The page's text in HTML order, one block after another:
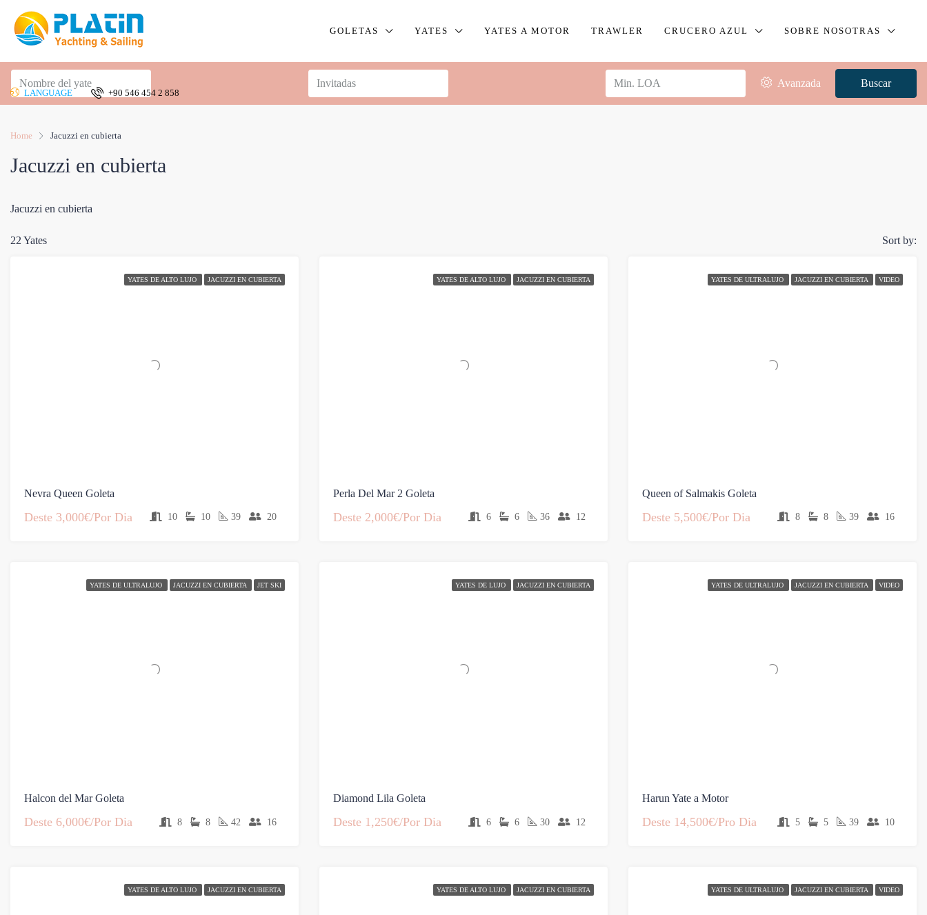
GOLETAS YATES YATES A MOTOR TRAWLER CRUCERO AZUL SOBRE NOSOTRAS
LANGUAGE +90 546 454 2 858
Avanzada Buscar
Home Jacuzzi en cubierta
Jacuzzi en cubierta
Jacuzzi en cubierta
22 Yates Sort by:
YATES DE ALTO LUJO JACUZZI EN CUBIERTA
Nevra Queen Goleta
Deste 3,000€/Por Dia 10 10 39 20
YATES DE ALTO LUJO JACUZZI EN CUBIERTA
Perla Del Mar 2 Goleta
Deste 2,000€/Por Dia 6 6 36 12
YATES DE ULTRALUJO JACUZZI EN CUBIERTA VIDEO
Queen of Salmakis Goleta
Deste 5,500€/Por Dia 8 8 39 16
YATES DE ULTRALUJO JACUZZI EN CUBIERTA JET SKI
Halcon del Mar Goleta
Deste 6,000€/Por Dia 8 8 42 16
YATES DE LUJO JACUZZI EN CUBIERTA
Diamond Lila Goleta
Deste 1,250€/Por Dia 6 6 30 12
YATES DE ULTRALUJO JACUZZI EN CUBIERTA VIDEO
Harun Yate a Motor
Deste 14,500€/Pro Dia 5 5 39 10
YATES DE ALTO LUJO JACUZZI EN CUBIERTA YATES DE ALTO LUJO JACUZZI EN CUBIERTA YATES DE ULTRALUJO JACUZZI EN CUBIERTA VIDEO